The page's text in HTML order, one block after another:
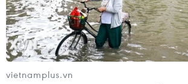
vietnamplus.vn